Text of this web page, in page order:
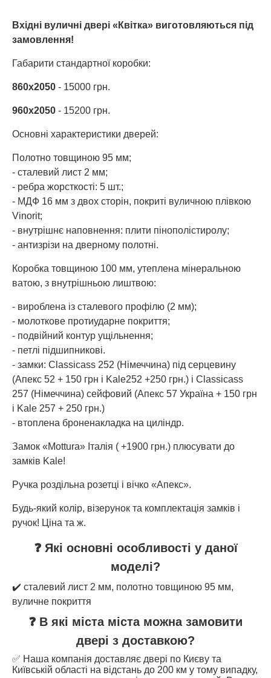
Вхідні вуличні двері «Квітка» виготовляються під
замовлення!
Габарити стандартної коробки:
860х2050 - 15000 грн.
960х2050 - 15200 грн.
Основні характеристики дверей:
Полотно товщиною 95 мм;
- сталевий лист 2 мм;
- ребра жорсткості: 5 шт.;
- МДФ 16 мм з двох сторін, покриті вуличною плівкою
Vinorit;
- внутрішнє наповнення: плити пінополістиролу;
- антизрізи на дверному полотні.
Коробка товщиною 100 мм, утеплена мінеральною
ватою, з внутрішньою лиштвою:
- вироблена із сталевого профілю (2 мм);
- молоткове протиударне покриття;
- подвійний контур ущільнення;
- петлі підшипникові.
- замки: Classicass 252 (Німеччина) під серцевину
(Апекс 52 + 150 грн і Kale252 +250 грн.) і Classicass
257 (Німеччина) сейфовий (Апекс 57 Україна + 150 грн
і Kale 257 + 250 грн.)
- втоплена броненакладка на циліндр.
Замок «Mottura» Італія ( +1900 грн.) плюсувати до
замків Kale!
Ручка роздільна розетці і вічко «Апекс».
Будь-який колір, візерунок та комплектація замків і
ручок! Ціна та ж.
❓ Які основні особливості у даної
моделі?
✔️ сталевий лист 2 мм, полотно товщиною 95 мм,
вуличне покриття
❓ В які міста міста можна замовити
двері з доставкою?
✅ Наша компанія доставляє двері по Києву та
Київській області на відстань до 200 км у тому випадку,